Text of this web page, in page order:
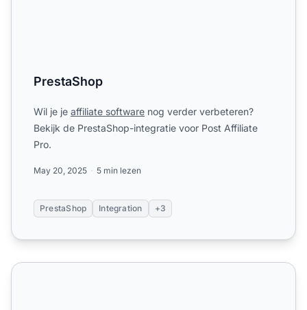
PrestaShop
Wil je je affiliate software nog verder verbeteren?
Bekijk de PrestaShop-integratie voor Post Affiliate
Pro.
May 20, 2025 5 min lezen
PrestaShop Integration +3
AmeriCommerce